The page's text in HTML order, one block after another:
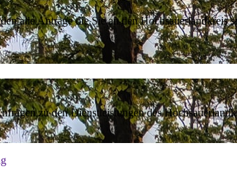
alle Anträge die Sie an den
zu den Dienstleistungen des